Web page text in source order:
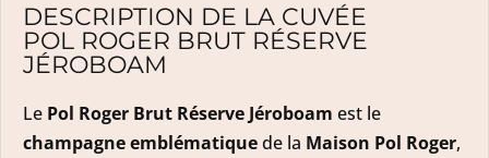
DESCRIPTION DE LA CUVÉE
POL ROGER BRUT RÉSERVE
JÉROBOAM
Le Pol Roger Brut Réserve Jéroboam est le
champagne emblématiquede la Maison Pol Roger,